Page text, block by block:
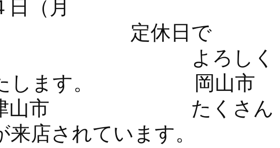
日（月
定休日で
よろしく
たします。 岡山市
津山市 たくさん
店されています。